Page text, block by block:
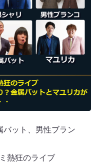
バット、男性ブラン
熱狂のライブ